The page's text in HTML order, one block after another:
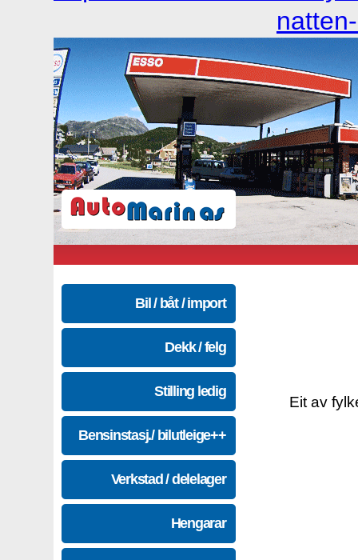
Bil / båt / import
Dekk / felg
Stilling ledig
Bensinstasj./ bilutleige++
Verkstad / delelager
Hengarar
Eit av